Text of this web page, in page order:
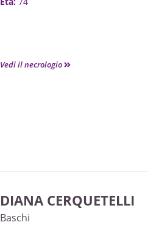
Vedi il necrologio
DIANA CERQUETELLI
Baschi